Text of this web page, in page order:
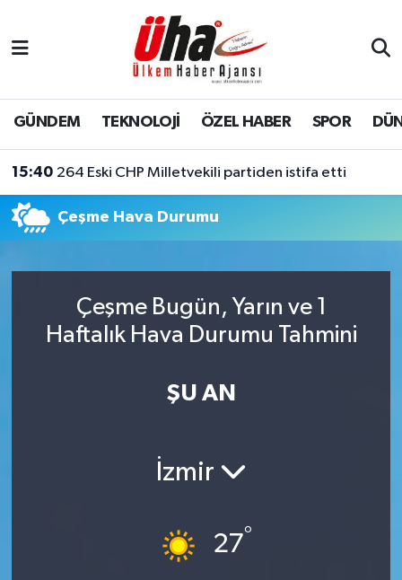
GÜNDEM TEKNOLOJİ ÖZEL HABER SPOR
15:40 264 Eski CHP Milletvekili partiden istifa etti
Çeşme Hava Durumu
Çeşme Bugün, Yarın ve 1
Haftalık Hava Durumu Tahmini
ŞU AN
İzmir
27°
İstanbul Nöbetçi Eczaneler
İstanbul Hava Durumu
Tüm Manşetler
Son Dakika Haberleri